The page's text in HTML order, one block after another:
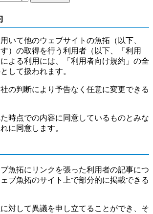
いて他のウェブサイトの魚拓（以下、
す）の取得を行う利用者（以下、「利用
よる利用には、「利用者向け規約」の全
して扱われます。
の判断により予告なく任意に変更できる
時点での内容に同意しているものとみな
に同意します。
魚拓にリンクを張った利用者の記事につ
ブ魚拓のサイト上で部分的に掲載できる
対して異議を申し立てることができ、そ